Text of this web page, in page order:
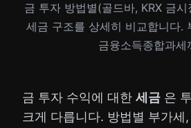
금 투자 방법별(골드바, KRX 금
세금 구조를 상세히 비교합니다.
금융소득종합과세
금 투자 수익에 대한 세금 은
크게 다릅니다. 방법별 부가세